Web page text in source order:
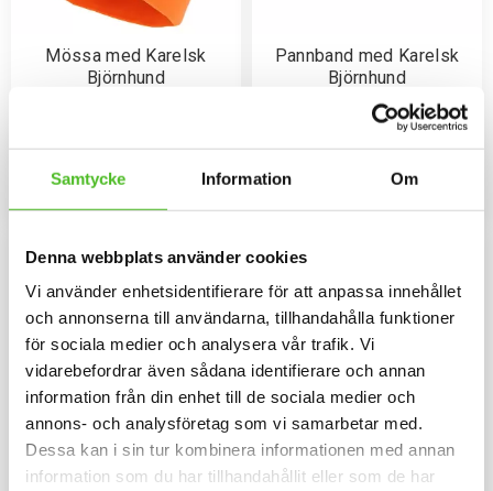
Samtycke Information Om
Denna webbplats använder cookies
Vi använder enhetsidentifierare för att anpassa innehållet
och annonserna till användarna, tillhandahålla funktioner
för sociala medier och analysera vår trafik. Vi
vidarebefordrar även sådana identifierare och annan
information från din enhet till de sociala medier och
annons- och analysföretag som vi samarbetar med.
Dessa kan i sin tur kombinera informationen med annan
information som du har tillhandahållit eller som de har
Mössa med Karelsk
Björnhund
färger.
159
Pannband med Karelsk
Björnhund
Pannband i kraftig Bomull /
Elastan med ett siluettmotiv av
109